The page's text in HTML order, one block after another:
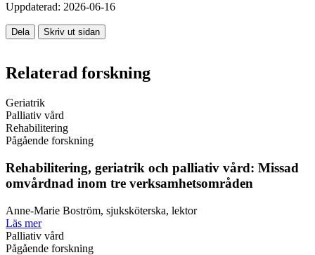
Uppdaterad: 2026-06-16
Dela Skriv ut sidan
Relaterad forskning
Geriatrik
Palliativ vård
Rehabilitering
Pågående forskning
Rehabilitering, geriatrik och palliativ vård: Missad
omvårdnad inom tre verksamhetsområden
Anne-Marie Boström, sjuksköterska, lektor
Läs mer
Palliativ vård
Pågående forskning